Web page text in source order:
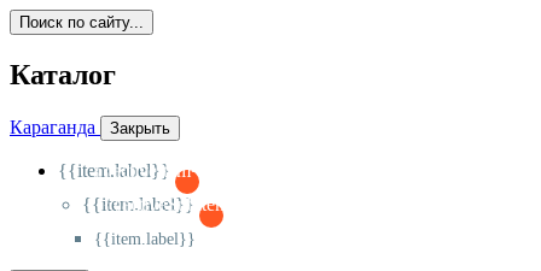
Поиск по сайту...
Каталог
Караганда Закрыть
{{item.label}}
{{activeItem==item.id?'-
{{item.label}}
{{activeSubitem==item.id?'-
{{item.label}}